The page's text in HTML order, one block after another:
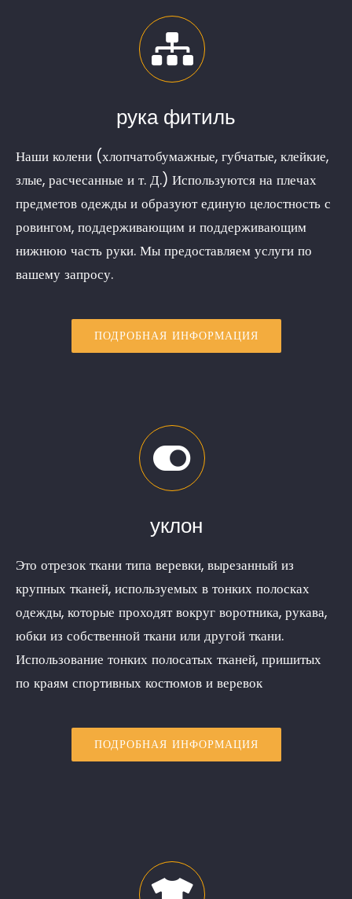
рука фитиль
Наши колени (хлопчатобумажные, губчатые, клейкие,
злые, расчесанные и т. Д.) Используются на плечах
предметов одежды и образуют единую целостность с
ровингом, поддерживающим и поддерживающим
нижнюю часть руки. Мы предоставляем услуги по
вашему запросу.
ПОДРОБНАЯ ИНФОРМАЦИЯ
уклон
Это отрезок ткани типа веревки, вырезанный из
крупных тканей, используемых в тонких полосках
одежды, которые проходят вокруг воротника, рукава,
юбки из собственной ткани или другой ткани.
Использование тонких полосатых тканей, пришитых
по краям спортивных костюмов и веревок
ПОДРОБНАЯ ИНФОРМАЦИЯ